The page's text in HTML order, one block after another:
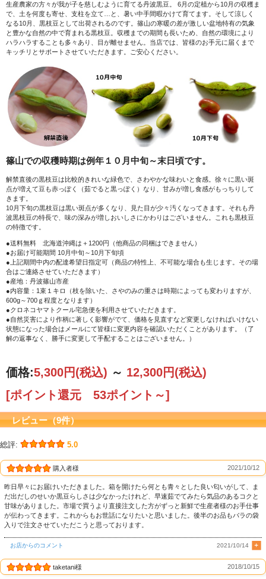
生産農家の方々が我が子を慈しむように育てる丹波黒豆。 6月の定植から10月の収穫ま
で、土を何度も寄せ、支柱を立て…と、暑い中手間暇かけて育てます。そして涼しく
なる10月、黒枝豆として出荷されるのです。篠山の寒暖の差が激しい盆地特有の気象
と豊かな自然の中で育まれる黒枝豆。収穫までの期間も長いため、自然の環境により
ハラハラすることも多々あり、目が離せません。当店では、皆様のお手元に届くまで
キッチリとサポートさせていただきます。ご安心ください。
篠山での収穫時期は例年１０月中旬～末日頃です。
解禁直後の黒枝豆は比較的きれいな緑色で、さわやかな味わいと食感。徐々に黒い斑
点が増えて豆も赤っぽく（茹でると黒っぽく）なり、甘みが増し食感がもっちりして
きます。
10月下旬の黒枝豆は黒い斑点が多くなり、見た目が少々汚くなってきます。それも丹
波黒枝豆の特長で、味の深みが増しおいしさにかわりはございません。これも黒枝豆
の特徴です。
●送料無料 北海道沖縄は＋1200円（他商品の同梱はできません）
●お届け可能期間 10月中旬～10月下旬頃
●上記期間中内の配達希望日指定可（商品の特性上、不可能な場合も生じます。その場
合はご連絡させていただきます）
●産地：丹波篠山市産
●内容量：1束１キロ（枝を除いた、さやのみの重さは時期によっても変わりますが、
600g～700ｇ程度となります）
●クロネコヤマトクール宅急便を利用させていただきます。
●自然災害により作柄に著しく影響がでて、価格を見直すなど変更しなければいけない
状態になった場合はメールにて皆様に変更内容を確認いただくことがあります。（了
解の返事なく、勝手に変更して手配することはございません。）
価格:5,300円(税込) ～ 12,300円(税込)
[ポイント還元 53ポイント～]
レビュー（9件）
総評: 5.0
購入者様 2021/10/12
昨日早々にお届けいただきました。箱を開けたら何とも青々とした良い匂いがして、ま
だ出だしのせいか黒豆らしさは少なかったけれど、早速茹でてみたら気品のあるコクと
甘味がありました。市場で買うより直接注文した方がずっと新鮮で生産者様のお手仕事
が伝わってきます。これからもお世話になりたいと思いました。後半のお品もバラの袋
入りで注文させていただこうと思っております。
お店からのコメント 2021/10/14
taketani様 2018/10/15